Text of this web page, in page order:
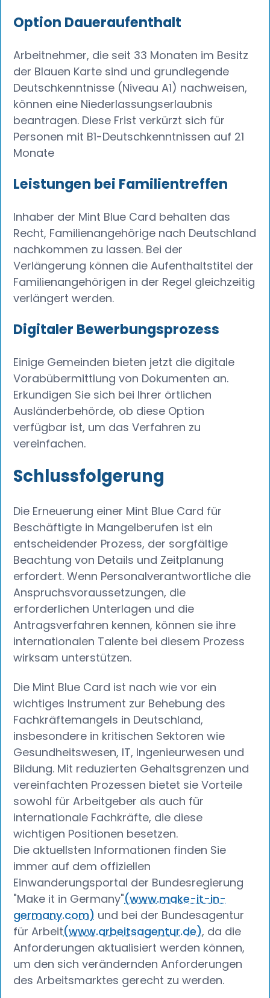
Option Daueraufenthalt
Arbeitnehmer, die seit 33 Monaten im Besitz
der Blauen Karte sind und grundlegende
Deutschkenntnisse (Niveau A1) nachweisen,
können eine Niederlassungserlaubnis
beantragen. Diese Frist verkürzt sich für
Personen mit B1-Deutschkenntnissen auf 21
Monate
Leistungen bei Familientreffen
Inhaber der Mint Blue Card behalten das
Recht, Familienangehörige nach Deutschland
nachkommen zu lassen. Bei der
Verlängerung können die Aufenthaltstitel der
Familienangehörigen in der Regel gleichzeitig
verlängert werden.
Digitaler Bewerbungsprozess
Einige Gemeinden bieten jetzt die digitale
Vorabübermittlung von Dokumenten an.
Erkundigen Sie sich bei Ihrer örtlichen
Ausländerbehörde, ob diese Option
verfügbar ist, um das Verfahren zu
vereinfachen.
Schlussfolgerung
Die Erneuerung einer Mint Blue Card für
Beschäftigte in Mangelberufen ist ein
entscheidender Prozess, der sorgfältige
Beachtung von Details und Zeitplanung
erfordert. Wenn Personalverantwortliche die
Anspruchsvoraussetzungen, die
erforderlichen Unterlagen und die
Antragsverfahren kennen, können sie ihre
internationalen Talente bei diesem Prozess
wirksam unterstützen.
Die Mint Blue Card ist nach wie vor ein
wichtiges Instrument zur Behebung des
Fachkräftemangels in Deutschland,
insbesondere in kritischen Sektoren wie
Gesundheitswesen, IT, Ingenieurwesen und
Bildung. Mit reduzierten Gehaltsgrenzen und
vereinfachten Prozessen bietet sie Vorteile
sowohl für Arbeitgeber als auch für
internationale Fachkräfte, die diese
wichtigen Positionen besetzen.
Die aktuellsten Informationen finden Sie
immer auf dem offiziellen
Einwanderungsportal der Bundesregierung
"Make it in Germany"(www.make-it-in-
germany.com) und bei der Bundesagentur
für Arbeit(www.arbeitsagentur.de), da die
Anforderungen aktualisiert werden können,
um den sich verändernden Anforderungen
des Arbeitsmarktes gerecht zu werden.